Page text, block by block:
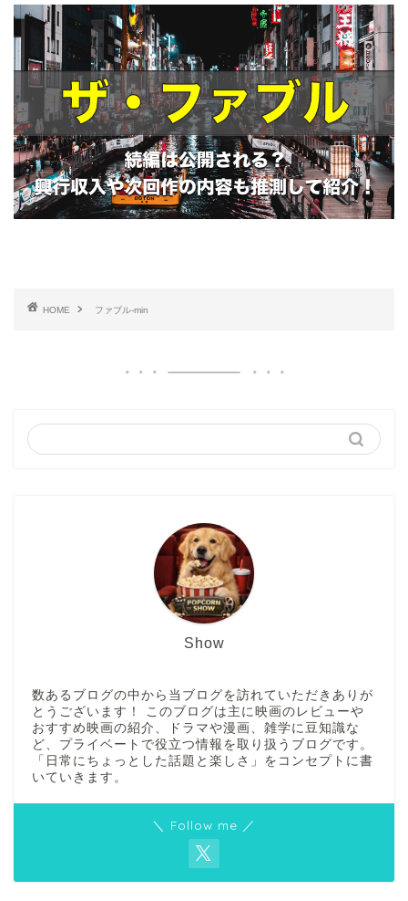
HOME ファブル-min
Show
数あるブログの中から当ブログを訪れていただきありが
とうございます！ このブログは主に映画のレビューや
おすすめ映画の紹介、ドラマや漫画、雑学に豆知識な
ど、プライベートで役立つ情報を取り扱うブログです。
「日常にちょっとした話題と楽しさ」をコンセプトに書
いていきます。
＼ Follow me ／